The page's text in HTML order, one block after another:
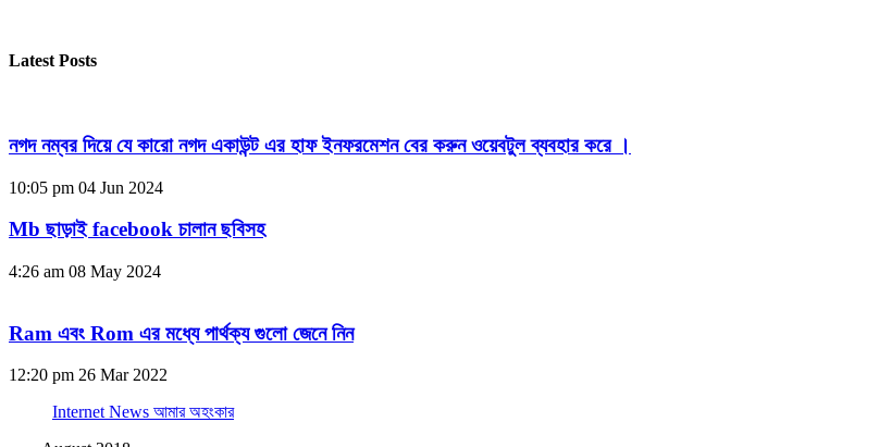
Latest Posts
নগদ নম্বর দিয়ে যে কারো নগদ একাউন্ট এর হাফ ইনফরমেশন বের করুন ওয়েবটুল ব্যবহার করে ।
10:05 pm 04 Jun 2024
Mb ছাড়াই facebook চালান ছবিসহ
4:26 am 08 May 2024
Ram এবং Rom এর মধ্যে পার্থক্য গুলো জেনে নিন
12:20 pm 26 Mar 2022
Internet News আমার অহংকার